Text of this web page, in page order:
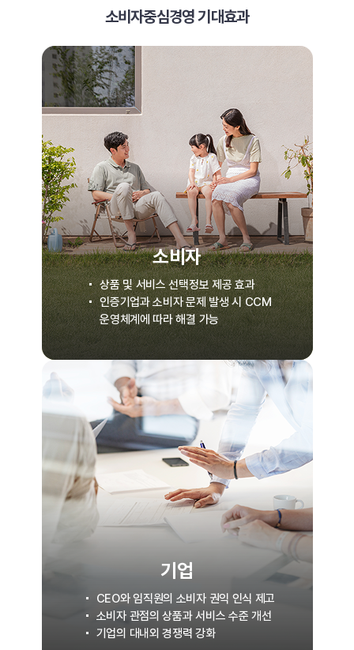
소비자중심경영 기대효과
소비자
상품 및 서비스 선택정보 제공 효과
인증기업과 소비자 문제 발생 시 CCM
운영체계에 따라 해결 가능
기업
CEO와 임직원의 소비자 권익 인식 제고
소비자 관점의 상품과 서비스 수준 개선
기업의 대내외 경쟁력 강화